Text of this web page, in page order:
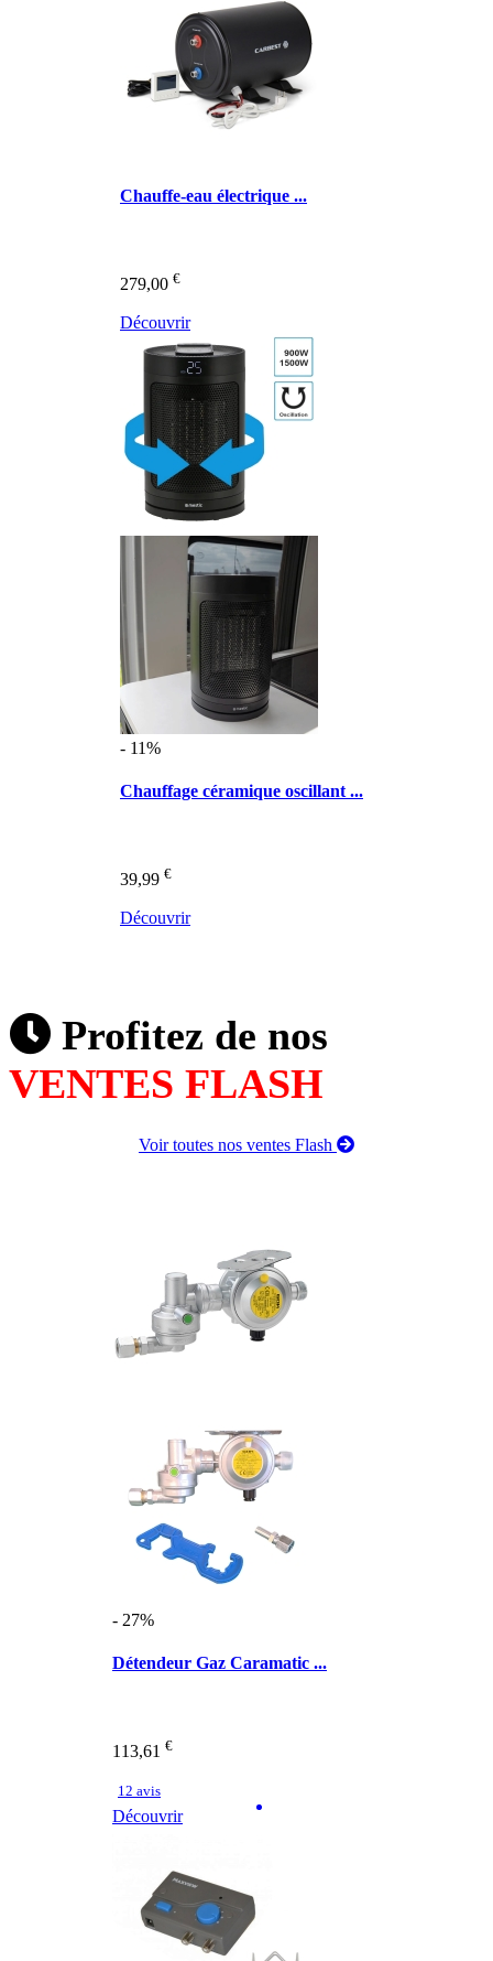
Chauffe-eau électrique ...
279,00 €
Découvrir
- 11%
Chauffage céramique oscillant ...
39,99 €
Découvrir
Profitez de nos
VENTES FLASH
Voir toutes nos ventes Flash
- 27%
Détendeur Gaz Caramatic ...
113,61 €
12 avis
Découvrir